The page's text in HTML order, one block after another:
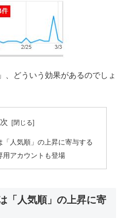
、どういう効果があるのでしょ
「人気順」の上昇に寄与する
用アカウントも登場
「人気順」の上昇に寄